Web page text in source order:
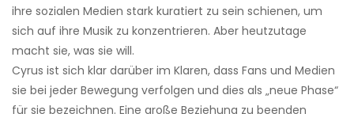
ihre sozialen Medien stark kuratiert zu sein schienen, um
sich auf ihre Musik zu konzentrieren. Aber heutzutage
macht sie, was sie will.
Cyrus ist sich klar darüber im Klaren, dass Fans und Medien
sie bei jeder Bewegung verfolgen und dies als „neue Phase“
für sie bezeichnen. Eine große Beziehung zu beenden